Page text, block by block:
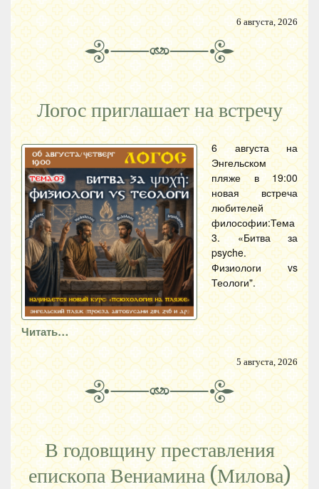
6 августа, 2026
Логос приглашает на встречу
6 августа на
Энгельском
пляже в 19:00
новая встреча
любителей
философии:Тема
3. «Битва за
psyche.
Физиологи vs
Теологи".
Читать…
5 августа, 2026
В годовщину преставления
епископа Вениамина (Милова)